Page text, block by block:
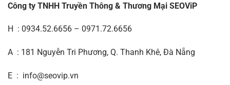
Công ty TNHH Truyền Thông & Thương Mại SEOViP
H : 0934.52.6656 – 0971.72.6656
A : 181 Nguyễn Tri Phương, Q. Thanh Khê, Đà Nẵng
E : info@seovip.vn